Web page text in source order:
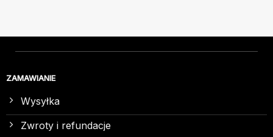
ZAMAWIANIE
Wysyłka
Zwroty i refundacje